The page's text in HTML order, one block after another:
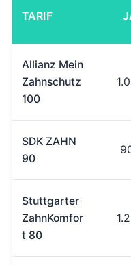
TARIF
Allianz Mein
Zahnschutz
100
SDK ZAHN
90
Stuttgarter
ZahnKomfor
t 80